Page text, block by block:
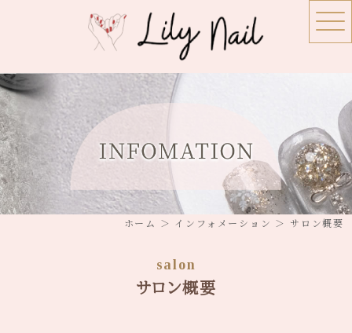
ホーム ＞ インフォメーション ＞ サロン概要
salon
サロン概要